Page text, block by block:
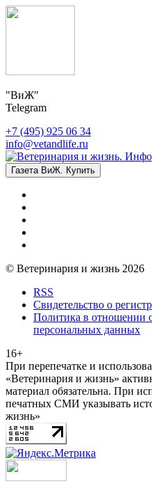
"ВиЖ"
Telegram
+7 (495) 925 06 34
info@vetandlife.ru
Газета ВиЖ. Купить
© Ветеринария и жизнь 2026
RSS
Свидетельство о
Политика в отношении
персональных данных
16+
При перепечатке и
«Ветеринария и жизнь»
материал обязательна. При
печатных СМИ указывать
жизнь»